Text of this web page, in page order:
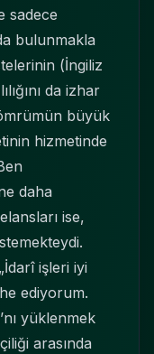
sadece
bulunmakla
(İngiliz
da izhar
büyük
hizmetinde
daha
ise,
işleri iyi
ediyorum.
yüklenmek
arasında